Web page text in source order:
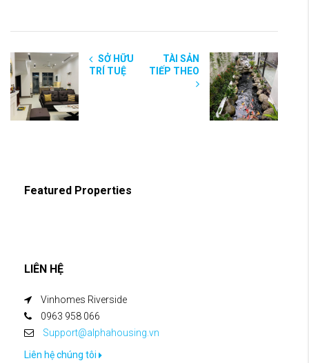
SỞ HỮU
TRÍ TUỆ
TÀI SẢN
TIẾP THEO
Featured Properties
LIÊN HỆ
Vinhomes Riverside
0963 958 066
Support@alphahousing.vn
Liên hệ chúng tôi